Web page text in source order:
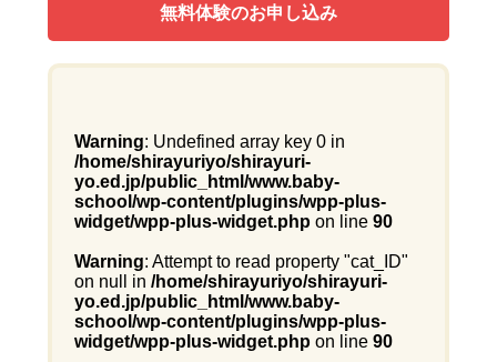
無料体験のお申し込み
Warning: Undefined array key 0 in
/home/shirayuriyo/shirayuri-
yo.ed.jp/public_html/www.baby-
school/wp-content/plugins/wpp-plus-
widget/wpp-plus-widget.phpon line 90
Warning: Attempt to read property "cat_ID"
on null in /home/shirayuriyo/shirayuri-
yo.ed.jp/public_html/www.baby-
school/wp-content/plugins/wpp-plus-
widget/wpp-plus-widget.phpon line 90